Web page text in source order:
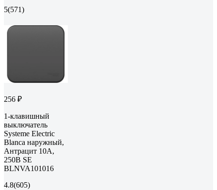
5(571)
256 ₽
1-клавишный
выключатель
Systeme Electric
Blanca наружный,
Антрацит 10А,
250B SE
BLNVA101016
4.8(605)